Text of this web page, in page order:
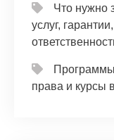
Что нужно
услуг,
Программы
права и курсы